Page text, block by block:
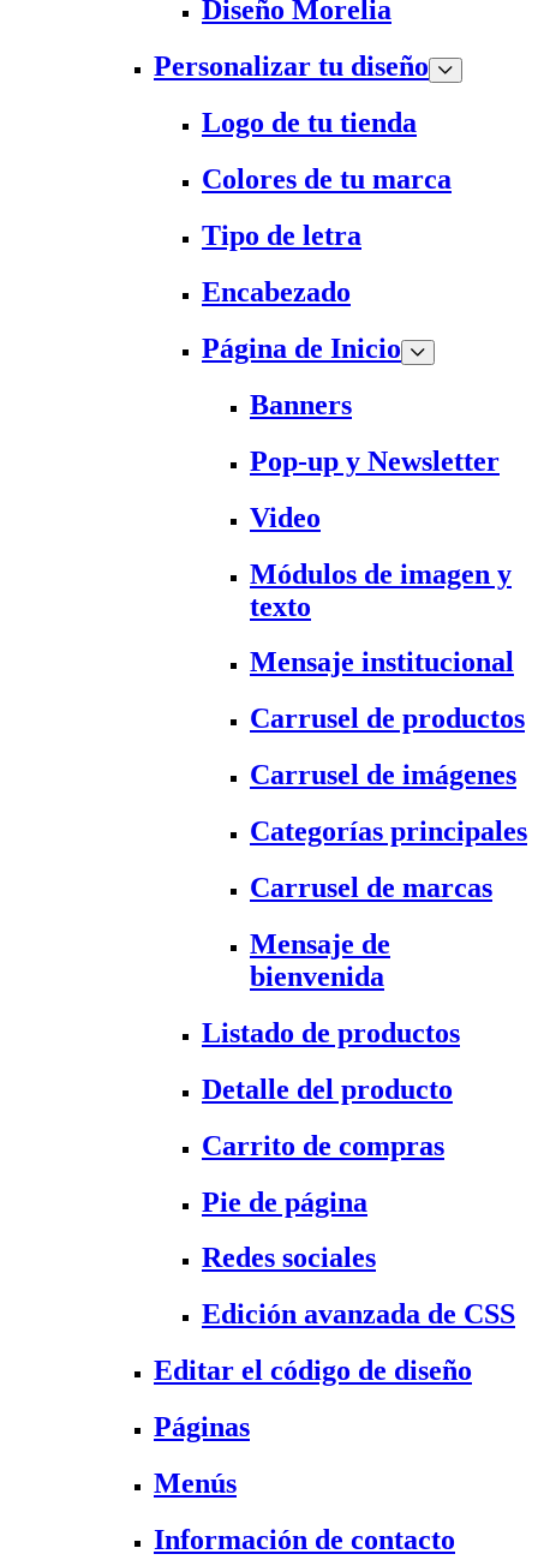
Diseño Morelia
Personalizar tu diseño
Logo de tu tienda
Colores de tu marca
Tipo de letra
Encabezado
Página de Inicio
Banners
Pop-up y Newsletter
Video
Módulos de imagen y
texto
Mensaje institucional
Carrusel de productos
Carrusel de imágenes
Categorías principales
Carrusel de marcas
Mensaje de
bienvenida
Listado de productos
Detalle del producto
Carrito de compras
Pie de página
Redes sociales
Edición avanzada de CSS
Editar el código de diseño
Páginas
Menús
Información de contacto